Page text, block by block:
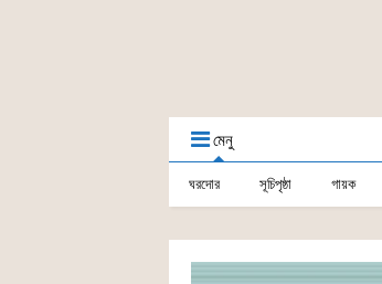
মেনু
ঘরদোর সূচিপৃষ্ঠা গায়ক